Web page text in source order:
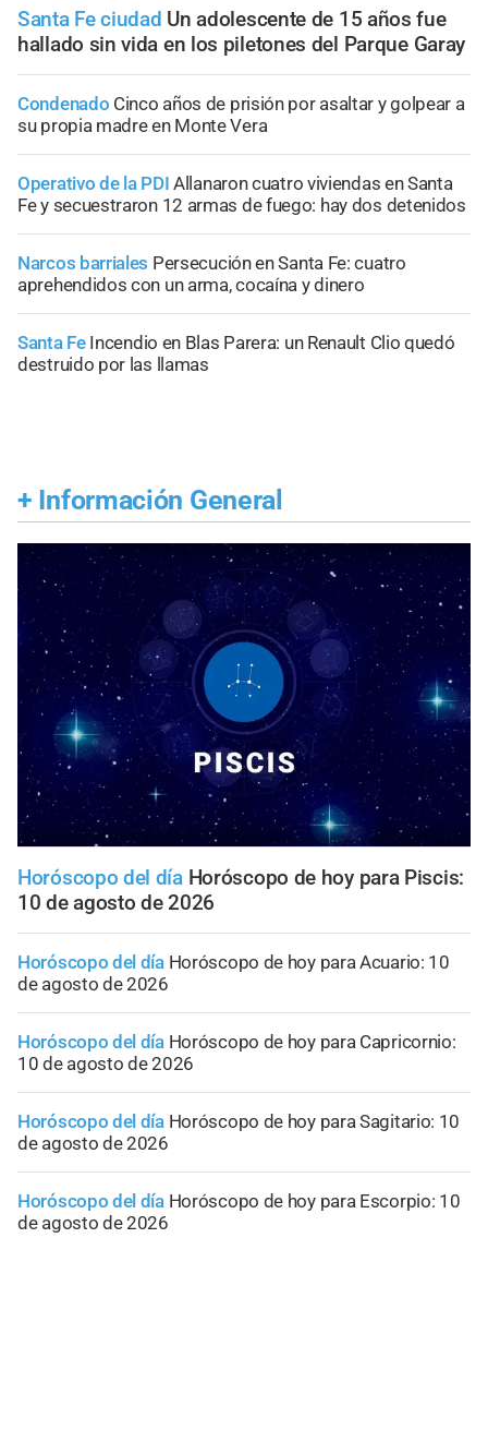
Santa Fe ciudad Un adolescente de 15 años fue
hallado sin vida en los piletones del Parque Garay
Condenado Cinco años de prisión por asaltar y golpear a
su propia madre en Monte Vera
Operativo de la PDI Allanaron cuatro viviendas en Santa
Fe y secuestraron 12 armas de fuego: hay dos detenidos
Narcos barriales Persecución en Santa Fe: cuatro
aprehendidos con un arma, cocaína y dinero
Santa Fe Incendio en Blas Parera: un Renault Clio quedó
destruido por las llamas
+ Información General
Horóscopo del día Horóscopo de hoy para Piscis:
10 de agosto de 2026
Horóscopo del día Horóscopo de hoy para Acuario: 10
de agosto de 2026
Horóscopo del día Horóscopo de hoy para Capricornio:
10 de agosto de 2026
Horóscopo del día Horóscopo de hoy para Sagitario: 10
de agosto de 2026
Horóscopo del día Horóscopo de hoy para Escorpio: 10
de agosto de 2026